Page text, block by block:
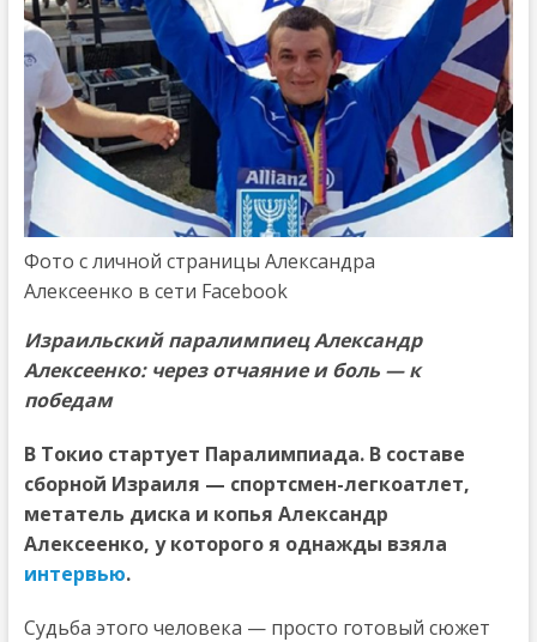
Фото с личной страницы Александра
Алексеенко в сети Facebook
Израильский паралимпиец Александр
Алексеенко: через отчаяние и боль — к
победам
В Токио стартует Паралимпиада. В составе
сборной Израиля — спортсмен-легкоатлет,
метатель диска и копья Александр
Алексеенко, у которого я однажды взяла
интервью.
Судьба этого человека — просто готовый сюжет